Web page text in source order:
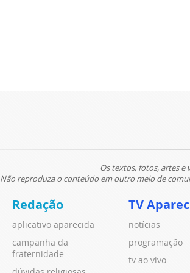
Os textos, fotos, artes e
Não reproduza o conteúdo em outro meio de
Redação
aplicativo aparecida
campanha da
fraternidade
TV
notícias
programação
tv ao vivo